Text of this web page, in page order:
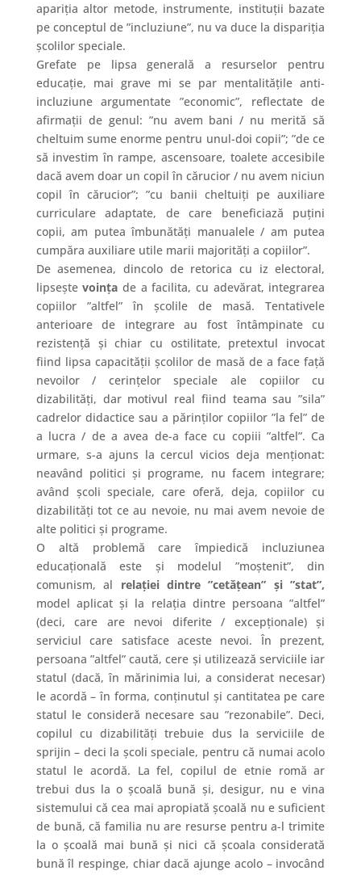
apariția altor metode, instrumente, instituții bazate
pe conceptul de ”incluziune”, nu va duce la dispariția
școlilor speciale.
Grefate pe lipsa generală a resurselor pentru
educație, mai grave mi se par mentalitățile anti-
incluziune argumentate ”economic”, reflectate de
afirmații de genul: ”nu avem bani / nu merită să
cheltuim sume enorme pentru unul-doi copii”; ”de ce
să investim în rampe, ascensoare, toalete accesibile
dacă avem doar un copil în cărucior / nu avem niciun
copil în cărucior”; ”cu banii cheltuiți pe auxiliare
curriculare adaptate, de care beneficiază puțini
copii, am putea îmbunătăți manualele / am putea
cumpăra auxiliare utile marii majorități a copiilor”.
De asemenea, dincolo de retorica cu iz electoral,
lipseștevoințade a facilita, cu adevărat, integrarea
copiilor ”altfel” în școlile de masă. Tentativele
anterioare de integrare au fost întâmpinate cu
rezistență și chiar cu ostilitate, pretextul invocat
fiind lipsa capacității școlilor de masă de a face față
nevoilor / cerințelor speciale ale copiilor cu
dizabilități, dar motivul real fiind teama sau ”sila”
cadrelor didactice sau a părinților copiilor ”la fel” de
a lucra / de a avea de-a face cu copiii ”altfel”. Ca
urmare, s-a ajuns la cercul vicios deja menționat:
neavând politici și programe, nu facem integrare;
având școli speciale, care oferă, deja, copiilor cu
dizabilități tot ce au nevoie, nu mai avem nevoie de
alte politici și programe.
O altă problemă care împiedică incluziunea
educațională este și modelul ”moștenit”, din
comunism, al relației dintre ”cetățean” și ”stat”,
model aplicat și la relația dintre persoana ”altfel”
(deci, care are nevoi diferite / excepționale) și
serviciul care satisface aceste nevoi. În prezent,
persoana ”altfel” caută, cere și utilizează serviciile iar
statul (dacă, în mărinimia lui, a considerat necesar)
le acordă – în forma, conținutul și cantitatea pe care
statul le consideră necesare sau ”rezonabile”. Deci,
copilul cu dizabilități trebuie dus la serviciile de
sprijin – deci la școli speciale, pentru că numai acolo
statul le acordă. La fel, copilul de etnie romă ar
trebui dus la o școală bună și, desigur, nu e vina
sistemului că cea mai apropiată școală nu e suficient
de bună, că familia nu are resurse pentru a-l trimite
la o școală mai bună și nici că școala considerată
bună îl respinge, chiar dacă ajunge acolo – invocând